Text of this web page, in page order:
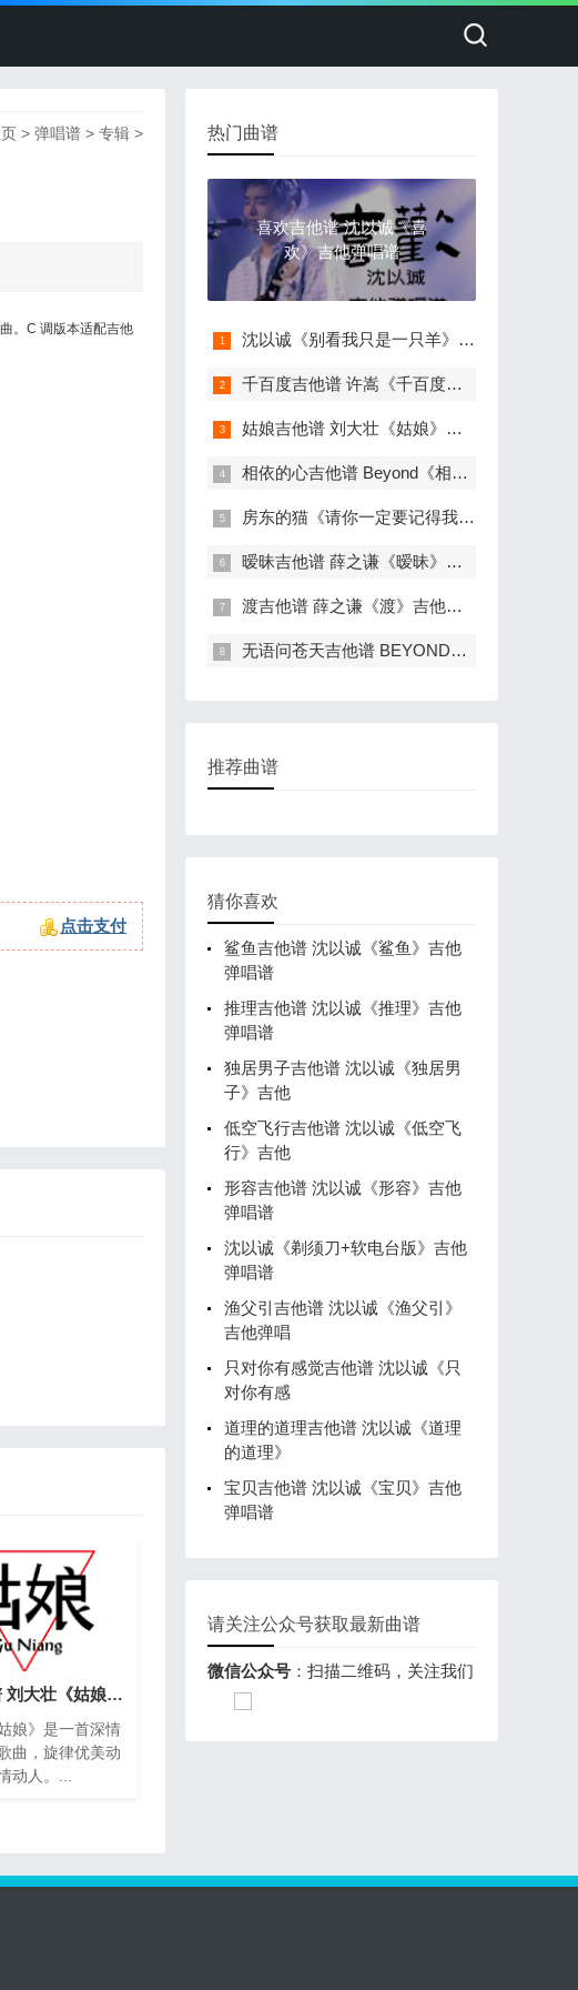
> 弹唱谱 > 专辑 >
。C 调版本适配吉他
点击支付
姑娘吉他谱 刘大壮《姑娘》吉他弹唱谱
娘》是一首深情
曲，旋律优美动
动人。...
热门曲谱
喜欢吉他谱 沈以诚《喜
欢》吉他弹唱谱
沈以诚《别看我只是一只羊》吉他弹唱谱
千百度吉他谱 许嵩《千百度》吉他弹唱谱
姑娘吉他谱 刘大壮《姑娘》吉他弹唱谱
相依的心吉他谱 Beyond《相依的心》吉他弹
房东的猫《请你一定要记得我吗》吉他弹
暧昧吉他谱 薛之谦《暧昧》吉他弹唱谱
渡吉他谱 薛之谦《渡》吉他弹唱谱 六线
无语问苍天吉他谱 BEYOND《无语问苍天》吉
推荐曲谱
猜你喜欢
鲨鱼吉他谱 沈以诚《鲨鱼》吉他
弹唱谱
推理吉他谱 沈以诚《推理》吉他
弹唱谱
独居男子吉他谱 沈以诚《独居男
子》吉他
低空飞行吉他谱 沈以诚《低空飞
行》吉他
形容吉他谱 沈以诚《形容》吉他
弹唱谱
沈以诚《剃须刀+软电台版》吉他
弹唱谱
渔父引吉他谱 沈以诚《渔父引》
吉他弹唱
只对你有感觉吉他谱 沈以诚《只
对你有感
道理的道理吉他谱 沈以诚《道理
的道理》
宝贝吉他谱 沈以诚《宝贝》吉他
弹唱谱
请关注公众号获取最新曲谱
微信公众号 ：扫描二维码，关注我们